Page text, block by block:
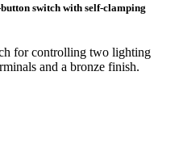
switch with self-clamping
for controlling two lighting
and a bronze finish.